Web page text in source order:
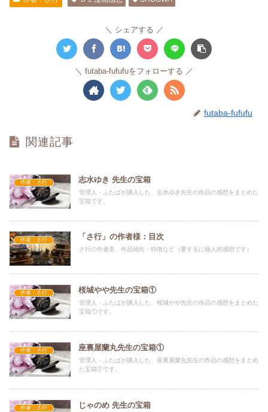
シェアする
futaba-fufufuをフォローする
futaba-fufufu
関連記事
作者：さ行 志水ゆき 先生の宝箱
管理人・ふたばが購入した、志水ゆき先生の作品の感想をまとめた
宝箱です。
作者：さ行 「さ行」の作者様：目次
さ行の作者名、作品傾向・特徴など（要するに個人的感想です）
作者：さ行 桜城やや先生の宝箱①
管理人・ふたばが購入した、桜城やや先生の作品の感想をまとめた
宝箱①です。
作者：さ行 座裏屋蘭丸先生の宝箱①
管理人・ふたばが購入した、座裏屋蘭丸先生の作品の感想をまとめ
た宝箱①です。
作者：さ行 じゃのめ 先生の宝箱